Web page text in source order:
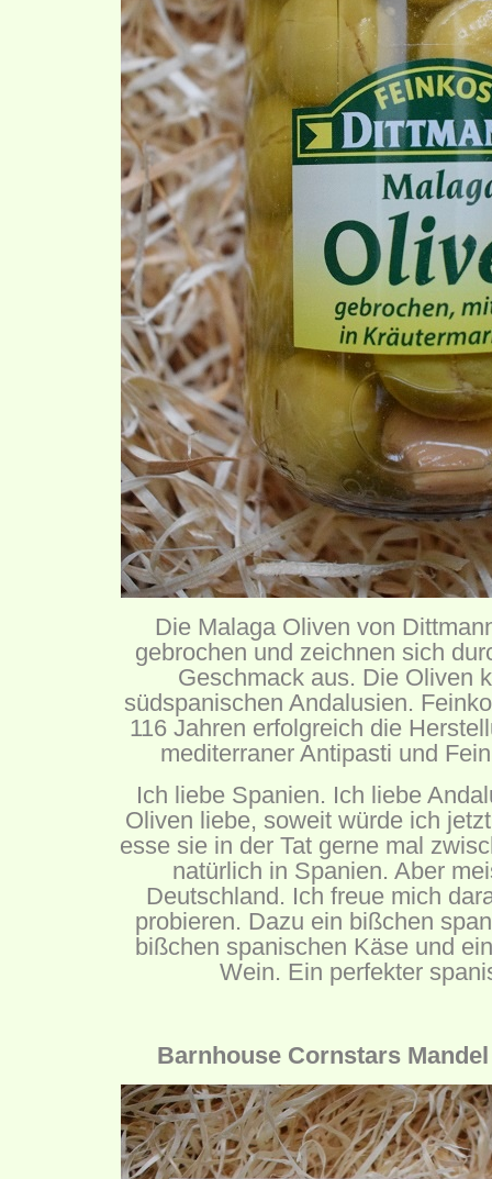
Die Malaga Oliven von
gebrochen und zeichnen sich
Geschmack aus. Die Oliven
südspanischen Andalusien.
116 Jahren erfolgreich die
mediterraner Antipasti und
Ich liebe Spanien. Ich liebe
Oliven liebe, soweit würde ich
esse sie in der Tat gerne mal
natürlich in Spanien. Aber
Deutschland. Ich freue mich
probieren. Dazu ein bißchen
bißchen spanischen Käse und
Wein. Ein perfekter
Barnhouse Cornstars